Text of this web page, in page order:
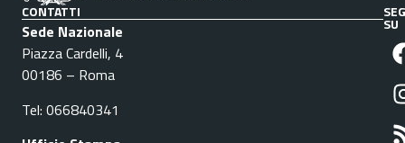
CONTATTI
Sede Nazionale
Piazza Cardelli, 4
00186 – Roma
Tel: 066840341
SU